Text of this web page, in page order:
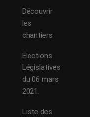
Découvrir
les
chantiers
Elections
Législatives
du 06 mars
2021.
Liste des